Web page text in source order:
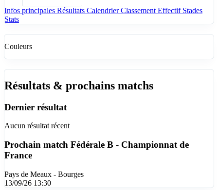
Infos principales Résultats CalendrierClassement Effectif Stades
Stats
Couleurs
Résultats & prochains matchs
Dernier résultat
Aucun résultat récent
Prochain match Fédérale B - Championnat de
France
Pays de Meaux - Bourges
13/09/26 13:30